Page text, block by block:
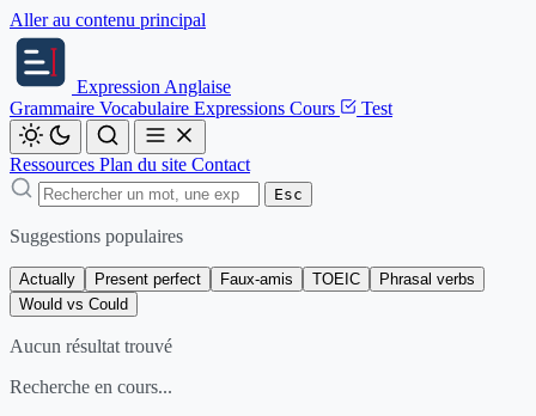
Aller au contenu principal
Expression Anglaise
Grammaire Vocabulaire Expressions Cours Test
Ressources Plan du site Contact
Esc
Suggestions populaires
Actually Present perfect Faux-amis TOEIC
Phrasal verbs
Would vs Could
Aucun résultat trouvé
Recherche en cours...